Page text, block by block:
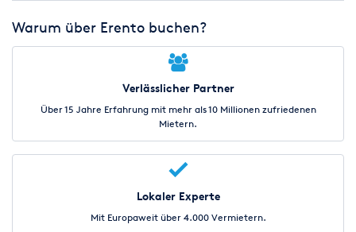
Warum über Erento buchen?
Verlässlicher Partner
Über 15 Jahre Erfahrung mit mehr als 10 Millionen zufriedenen
Mietern.
Lokaler Experte
Mit Europaweit über 4.000 Vermietern.